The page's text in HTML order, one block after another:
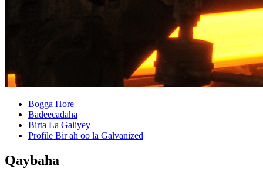
Bogga Hore
Badeecadaha
Birta La Galiyey
Profile Bir ah oo la Galvanized
Qaybaha